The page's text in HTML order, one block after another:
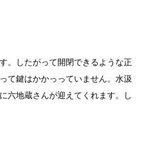
。したがって開閉できるような正
て鍵はかかっっていません。水汲
六地蔵さんが迎えてくれます。し